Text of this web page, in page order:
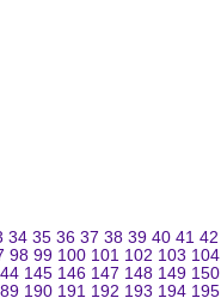
34 35 36 37 38 39 40 41 42
98 99 100 101 102 103 104
145 146 147 148 149 150
190 191 192 193 194 195